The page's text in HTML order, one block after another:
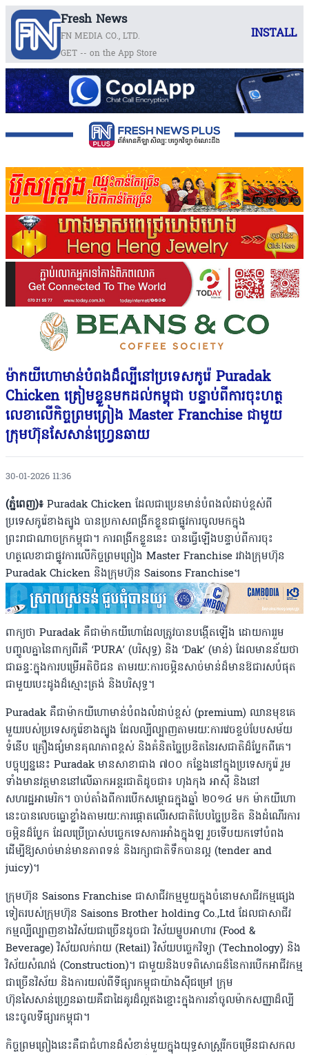
Fresh News
FN MEDIA CO., LTD.
GET -- on the App Store
INSTALL
ម៉ាកយីហោមាន់បំពងដ៏ល្បីនៅប្រទេសកូរ៉េ Puradak
Chicken ត្រៀមខ្លួនមកដល់កម្ពុជា បន្ទាប់ពីការចុះហត្ថ
លេខាលើកិច្ចព្រមព្រៀង Master Franchise ជាមួយ
ក្រុមហ៊ុនសែសាន់ហ្រ្វេនឆាយ
30-01-2026 11:36
(ភ្នំពេញ)៖ Puradak Chicken ដែលជាប្រេនមាន់បំពងលំដាប់ខ្ពស់ពី
ប្រទេសកូរ៉េខាងត្បូង បានប្រកាសពង្រីកខ្លួនជាផ្លូវការចូលមកក្នុង
ព្រះរាជាណាចក្រកម្ពុជា។ ការពង្រីកខ្លួននេះ បានធ្វើឡើងបន្ទាប់ពីការចុះ
ហត្ថលេខាជាផ្លូវការលើកិច្ចព្រមព្រៀង Master Franchise រវាងក្រុមហ៊ុន
Puradak Chicken និងក្រុមហ៊ុន Saisons Franchise។
ពាក្យថា Puradak គឺជាម៉ាកយីហោដែលត្រូវបានបង្កើតឡើង ដោយការរួម
បញ្ចូលគ្នានៃពាក្យពីរគឺ ‘PURA’ (បរិសុទ្ធ) និង ‘Dak’ (មាន់) ដែលមានន័យថា
ជាឆន្ទៈក្នុងការបម្រើអតិថិជន តាមរយៈការចម្អិនសាច់មាន់ដ៏មានឱជារសបំផុត
ជាមួយបេះដូងដ៏ស្មោះត្រង់ និងបរិសុទ្ធ។
Puradak គឺជាម៉ាកយីហោមាន់បំពងលំដាប់ខ្ពស់ (premium) ឈានមុខគេ
មួយរបស់ប្រទេសកូរ៉េខាងត្បូង ដែលល្បីល្បាញតាមរយៈការវេចខ្ចប់បែបសម័យ
ទំនើប គ្រឿងផ្សំមានគុណភាពខ្ពស់ និងគំនិតច្នៃប្រឌិតនៃរសជាតិដ៏ប្លែកពីគេ។
បច្ចុប្បន្ននេះ Puradak មានសាខាជាង ៧០០ កន្លែងនៅក្នុងប្រទេសកូរ៉េ រួម
ទាំងមានវត្តមាននៅលើឆាកអន្តរជាតិដូចជា៖ ហុងកុង អាស៊ី និងនៅ
សហរដ្ឋអាមេរិក។ ចាប់តាំងពីការបើកសម្ពោធក្នុងឆ្នាំ ២០១៤ មក ម៉ាកយីហោ
នេះបានលេចធ្លោខ្លាំងតាមរយៈការផ្តោតលើរសជាតិបែបច្នៃប្រឌិត និងដំណើរការ
ចម្អិនដ៏ប្លែក ដែលប្រើប្រាស់បច្ចេកទេសការអាំងក្នុងឡ រួចទើបយកទៅបំពង
ដើម្បីឱ្យសាច់មាន់មានភាពទន់ និងរក្សាជាតិទឹកបានល្អ (tender and
juicy)។
ក្រុមហ៊ុន Saisons Franchise ជាសាជីវកម្មមួយក្នុងចំនោមសាជីវកម្មផ្សេង
ទៀតរបស់ក្រុមហ៊ុន Saisons Brother holding Co.,Ltd ដែលជាសាជីវ
កម្មល្បីល្បាញខាងវិស័យជាច្រើនដូចជា វិស័យម្ហូបអាហារ (Food &
Beverage) វិស័យលក់រាយ (Retail) វិស័យបច្ចេកវិទ្យា (Technology) និង
វិស័យសំណង់ (Construction)។ ជាមួយនិងបទពិសោធន៏នៃការបើកអាជីវកម្ម
ជាច្រើនវិស័យ និងការយល់ពីទីផ្សារកម្ពុជាយ៉ាងស៊ីជម្រៅ ក្រុម
ហ៊ុនសៃសាន់ហ្រ្វេនឆាយគឺជាដៃគូរដ៏ល្អឥងខ្ជោះក្នុងការនាំចូលម៉ាកសញ្ញាដ៏ល្បី
នេះចូលទីផ្សារកម្ពុជា។
កិច្ចព្រមព្រៀងនេះគឺជាជំហានដ៏សំខាន់មួយក្នុងយុទ្ធសាស្ត្ររីកចម្រើនជាសកល